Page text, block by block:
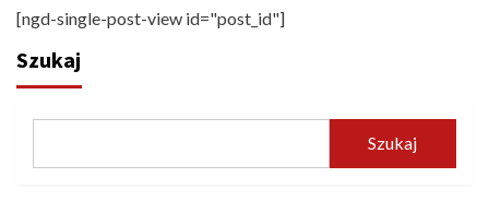
[ngd-single-post-view id="post_id"]
Szukaj
Szukaj